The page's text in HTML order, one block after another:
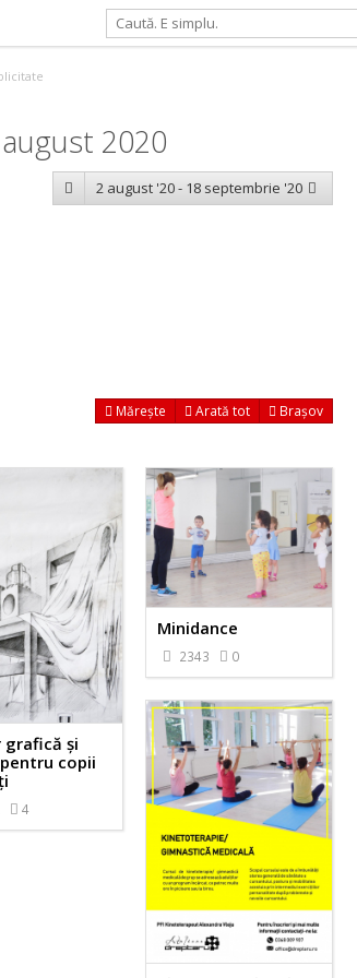
2020
2 august '20 - 18 septembrie '20
Mărește Arată tot Brașov
și
copii
4
Minidance
2343 0